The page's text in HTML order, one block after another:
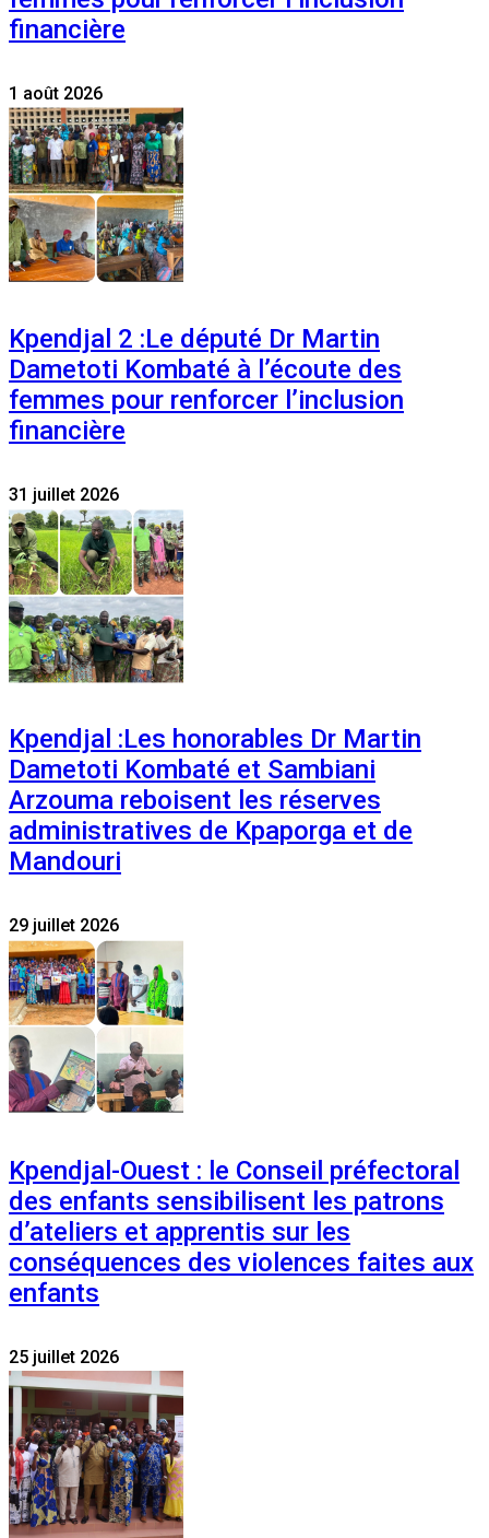
financière
1 août 2026
Kpendjal 2 :Le député Dr Martin
Dametoti Kombaté à l’écoute des
femmes pour renforcer l’inclusion
financière
31 juillet 2026
Kpendjal :Les honorables Dr Martin
Dametoti Kombaté et Sambiani
Arzouma reboisent les réserves
administratives de Kpaporga et de
Mandouri
29 juillet 2026
Kpendjal-Ouest : le Conseil préfectoral
des enfants sensibilisent les patrons
d’ateliers et apprentis sur les
conséquences des violences faites aux
enfants
25 juillet 2026